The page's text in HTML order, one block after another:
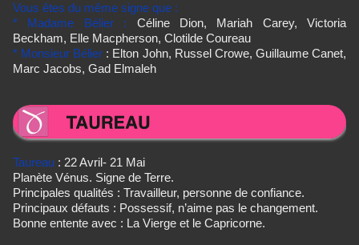
Vous êtes du même signe que :
* Madame Bélier : Céline Dion, Mariah Carey, Victoria
Beckham, Elle Macpherson, Clotilde Coureau
* Monsieur Bélier : Elton John, Russel Crowe, Guillaume Canet,
Marc Jacobs, Gad Elmaleh
Taureau : 22 Avril- 21 Mai
Planète Vénus. Signe de Terre.
Principales qualités : Travailleur, personne de confiance.
Principaux défauts : Possessif, n’aime pas le changement.
Bonne entente avec : La Vierge et le Capricorne.